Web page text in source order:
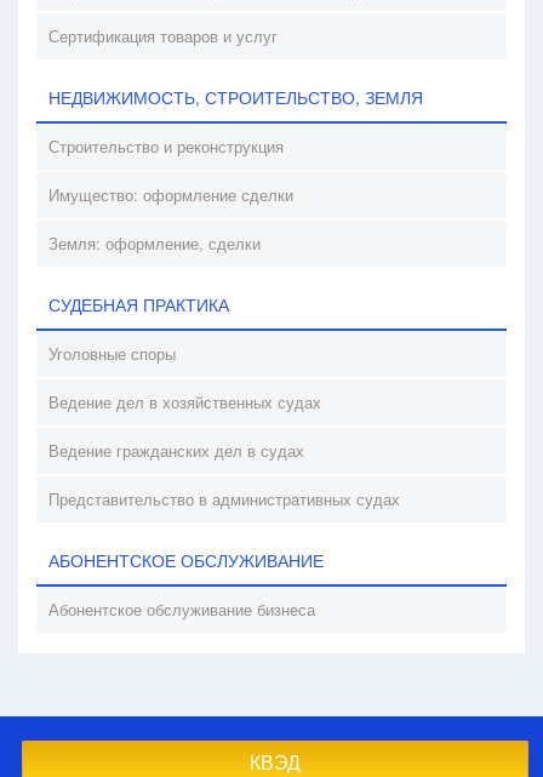
Сертификация товаров и услуг
НЕДВИЖИМОСТЬ, СТРОИТЕЛЬСТВО, ЗЕМЛЯ
Строительство и реконструкция
Имущество: оформление сделки
Земля: оформление, сделки
СУДЕБНАЯ ПРАКТИКА
Уголовные споры
Ведение дел в хозяйственных судах
Ведение гражданских дел в судах
Представительство в административных судах
АБОНЕНТСКОЕ ОБСЛУЖИВАНИЕ
Абонентское обслуживание бизнеса
КВЭД